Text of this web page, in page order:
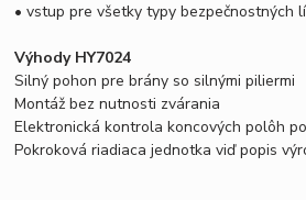
• vstup pre všetky typy bezpečnostných
Výhody HY7024
Silný pohon pre brány so silnými piliermi
Montáž bez nutnosti zvárania
Elektronická kontrola koncových polôh
Pokroková riadiaca jednotka viď popis